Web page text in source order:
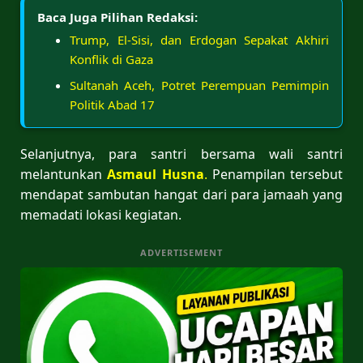
Baca Juga Pilihan Redaksi:
Trump, El-Sisi, dan Erdogan Sepakat Akhiri
Konflik di Gaza
Sultanah Aceh, Potret Perempuan Pemimpin
Politik Abad 17
Selanjutnya, para santri bersama wali santri
melantunkanAsmaul Husna. Penampilan tersebut
mendapat sambutan hangat dari para jamaah yang
memadati lokasi kegiatan.
ADVERTISEMENT